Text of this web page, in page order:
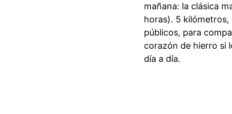
mañana: la clásica
horas). 5
públicos, para
corazón de hierro si
día a día.